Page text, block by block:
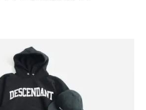
#マイナーグッド図鑑
#MONTHLY JOURNAL
#フイナムのYouTube
#FOCUS IT #AH.H